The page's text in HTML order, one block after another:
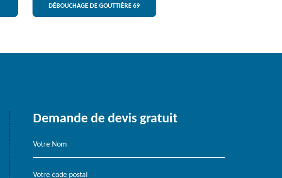
DÉBOUCHAGE DE GOUTTIÈRE 69
Demande de devis gratuit